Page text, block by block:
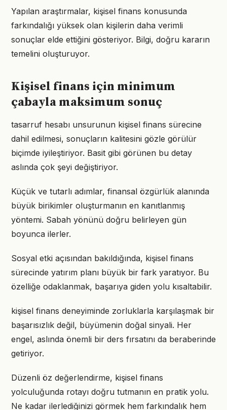
Yapılan araştırmalar, kişisel finans konusunda
farkındalığı yüksek olan kişilerin daha verimli
sonuçlar elde ettiğini gösteriyor. Bilgi, doğru kararın
temelini oluşturuyor.
Kişisel finans için minimum
çabayla maksimum sonuç
tasarruf hesabı unsurunun kişisel finans sürecine
dahil edilmesi, sonuçların kalitesini gözle görülür
biçimde iyileştiriyor. Basit gibi görünen bu detay
aslında çok şeyi değiştiriyor.
Küçük ve tutarlı adımlar, finansal özgürlük alanında
büyük birikimler oluşturmanın en kanıtlanmış
yöntemi. Sabah yönünü doğru belirleyen gün
boyunca ilerler.
Sosyal etki açısından bakıldığında, kişisel finans
sürecinde yatırım planı büyük bir fark yaratıyor. Bu
özelliğe odaklanmak, başarıya giden yolu kısaltabilir.
kişisel finans deneyiminde zorluklarla karşılaşmak bir
başarısızlık değil, büyümenin doğal sinyali. Her
engel, aslında önemli bir ders fırsatını da beraberinde
getiriyor.
Düzenli öz değerlendirme, kişisel finans
yolculuğunda rotayı doğru tutmanın en pratik yolu.
Ne kadar ilerlediğinizi görmek hem farkındalık hem